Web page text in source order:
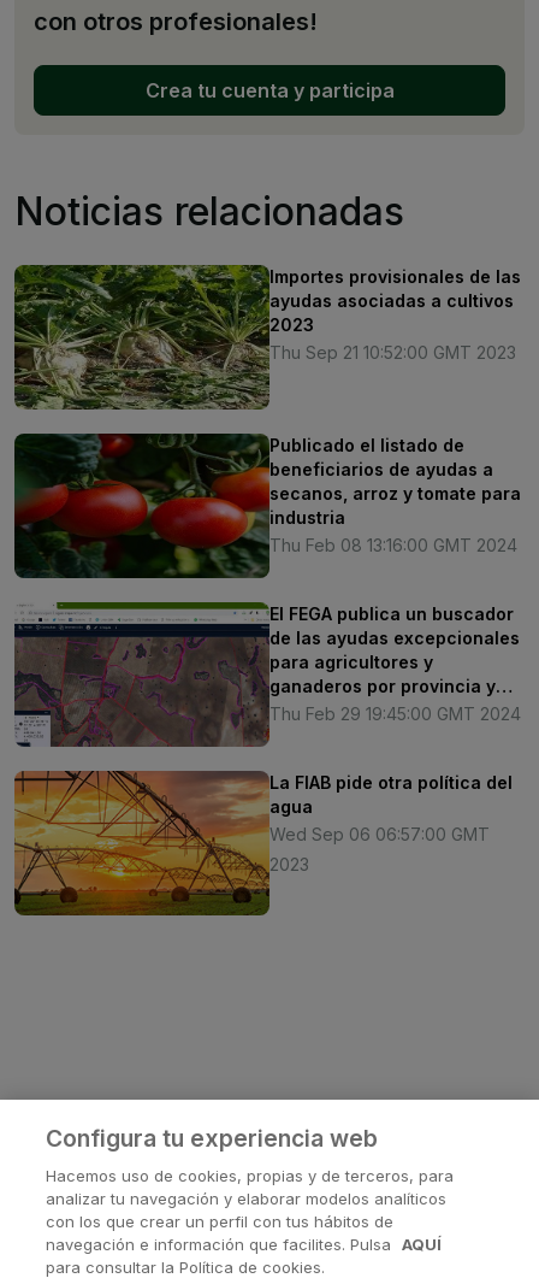
con otros profesionales!
Crea tu cuenta y participa
Noticias relacionadas
Importes provisionales de las
ayudas asociadas a cultivos
2023
Thu Sep 21 10:52:00 GMT 2023
Publicado el listado de
beneficiarios de ayudas a
secanos, arroz y tomate para
industria
Thu Feb 08 13:16:00 GMT 2024
El FEGA publica un buscador
de las ayudas excepcionales
para agricultores y
ganaderos por provincia y
comunidad autónoma
Thu Feb 29 19:45:00 GMT 2024
La FIAB pide otra política del
agua
Wed Sep 06 06:57:00 GMT
2023
¿Tienes alguna pregunta?
Configura tu experiencia web
Hacemos uso de cookies, propias y de terceros, para
analizar tu navegación y elaborar modelos analíticos
con los que crear un perfil con tus hábitos de
navegación e información que facilites. Pulsa
AQUÍ
para consultar la Política de cookies.